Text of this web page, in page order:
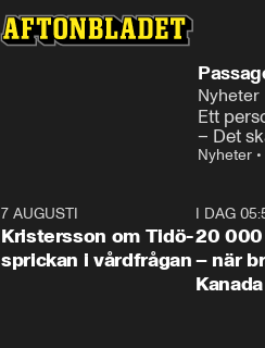
Nyheter
Ett
– Det
Nyheter •
7 AUGUSTI
Kristersson om Tidö-
sprickan i vårdfrågan
I DAG
20 000
– när
Kanada